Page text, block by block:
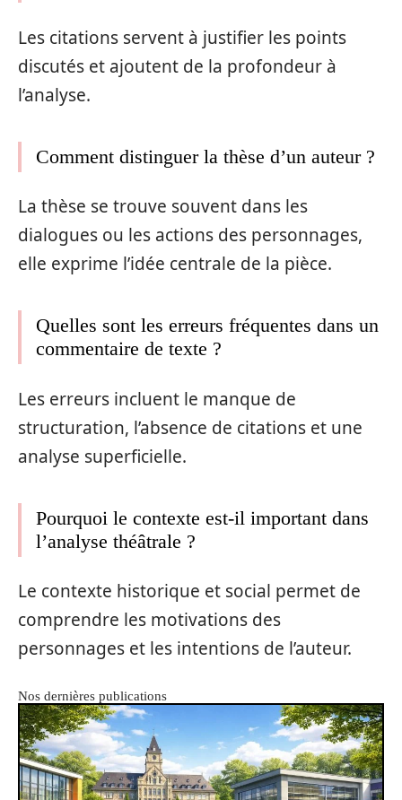
Les citations servent à justifier les points
discutés et ajoutent de la profondeur à
l’analyse.
Comment distinguer la thèse d’un auteur ?
La thèse se trouve souvent dans les
dialogues ou les actions des personnages,
elle exprime l’idée centrale de la pièce.
Quelles sont les erreurs fréquentes dans un
commentaire de texte ?
Les erreurs incluent le manque de
structuration, l’absence de citations et une
analyse superficielle.
Pourquoi le contexte est-il important dans
l’analyse théâtrale ?
Le contexte historique et social permet de
comprendre les motivations des
personnages et les intentions de l’auteur.
Nos dernières publications